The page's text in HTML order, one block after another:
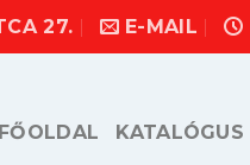
27. E-MAIL
FŐOLDAL KATALÓGUS